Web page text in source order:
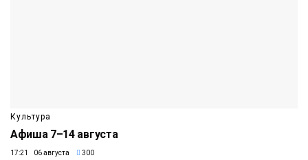
Культура
Афиша 7–14 августа
17:21 06 августа 300